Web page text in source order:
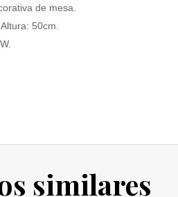
de mesa.
50cm.
similares